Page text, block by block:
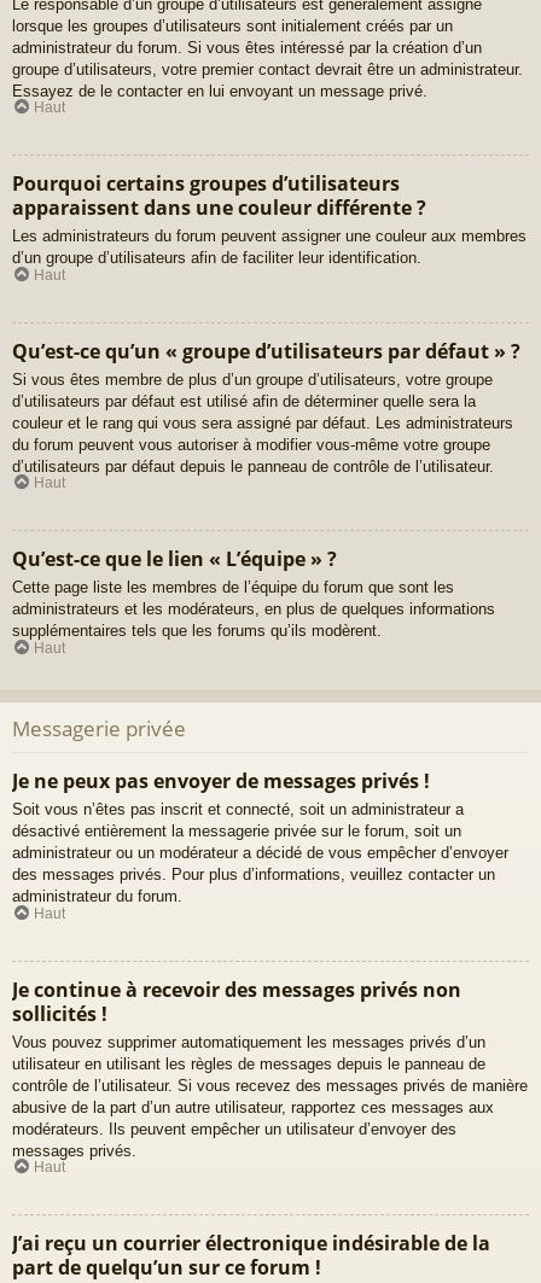
Le responsable d’un groupe d’utilisateurs est généralement assigné
lorsque les groupes d’utilisateurs sont initialement créés par un
administrateur du forum. Si vous êtes intéressé par la création d’un
groupe d’utilisateurs, votre premier contact devrait être un administrateur.
Essayez de le contacter en lui envoyant un message privé.
Haut
Pourquoi certains groupes d’utilisateurs
apparaissent dans une couleur différente ?
Les administrateurs du forum peuvent assigner une couleur aux membres
d’un groupe d’utilisateurs afin de faciliter leur identification.
Haut
Qu’est-ce qu’un « groupe d’utilisateurs par défaut » ?
Si vous êtes membre de plus d’un groupe d’utilisateurs, votre groupe
d’utilisateurs par défaut est utilisé afin de déterminer quelle sera la
couleur et le rang qui vous sera assigné par défaut. Les administrateurs
du forum peuvent vous autoriser à modifier vous-même votre groupe
d’utilisateurs par défaut depuis le panneau de contrôle de l’utilisateur.
Haut
Qu’est-ce que le lien « L’équipe » ?
Cette page liste les membres de l’équipe du forum que sont les
administrateurs et les modérateurs, en plus de quelques informations
supplémentaires tels que les forums qu’ils modèrent.
Haut
Messagerie privée
Je ne peux pas envoyer de messages privés !
Soit vous n’êtes pas inscrit et connecté, soit un administrateur a
désactivé entièrement la messagerie privée sur le forum, soit un
administrateur ou un modérateur a décidé de vous empêcher d’envoyer
des messages privés. Pour plus d’informations, veuillez contacter un
administrateur du forum.
Haut
Je continue à recevoir des messages privés non
sollicités !
Vous pouvez supprimer automatiquement les messages privés d’un
utilisateur en utilisant les règles de messages depuis le panneau de
contrôle de l’utilisateur. Si vous recevez des messages privés de manière
abusive de la part d’un autre utilisateur, rapportez ces messages aux
modérateurs. Ils peuvent empêcher un utilisateur d’envoyer des
messages privés.
Haut
J’ai reçu un courrier électronique indésirable de la
part de quelqu’un sur ce forum !